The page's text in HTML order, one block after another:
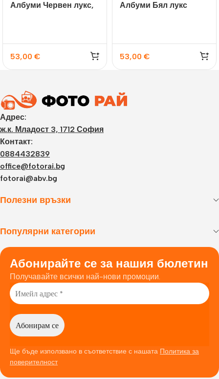
Албуми Червен лукс,
53,00 €
Албуми Бял лукс
53,00 €
Адрес:
ж.к. Младост 3, 1712 София
Контакт:
0884432839
office@fotorai.bg
fotorai@abv.bg
Полезни връзки
Популярни категории
Абонирайте се за нашия бюлетин
Получавайте всички най-нови промоции.
Ще бъде използвано в съответствие с нашата Политика за
поверителност